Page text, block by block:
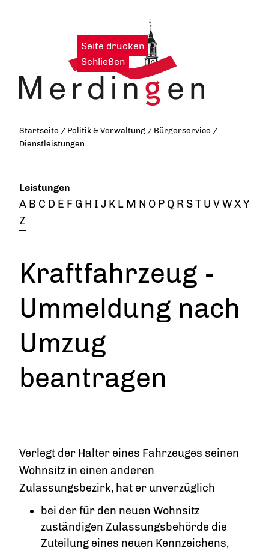
Seite drucken |
Schließen
Startseite / Politik & Verwaltung / Bürgerservice /
Dienstleistungen
Leistungen
A B C D E F G H I J K L M N O P Q R ST U VWXY
Z
Kraftfahrzeug -
Ummeldung nach
Umzug
beantragen
Verlegt der Halter eines Fahrzeuges seinen
Wohnsitz in einen anderen
Zulassungsbezirk, hat er unverzüglich
bei der für den neuen Wohnsitz
zuständigen Zulassungsbehörde die
Zuteilung eines neuen Kennzeichens,